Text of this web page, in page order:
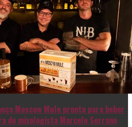
Moscow Mule pronto para beber
do mixologista Marcelo Serrano